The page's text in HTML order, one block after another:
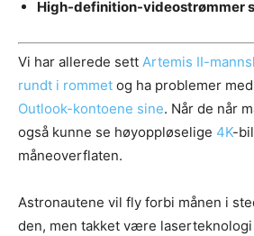
High-definition-videostrømmer
Vi har allerede sett Artemis II-
rundt i rommet og ha problemer
Outlook-kontoene sine. Når de når
også kunne se høyoppløselige 4K-
måneoverflaten.
Astronautene vil fly forbi månen i
den, men takket være